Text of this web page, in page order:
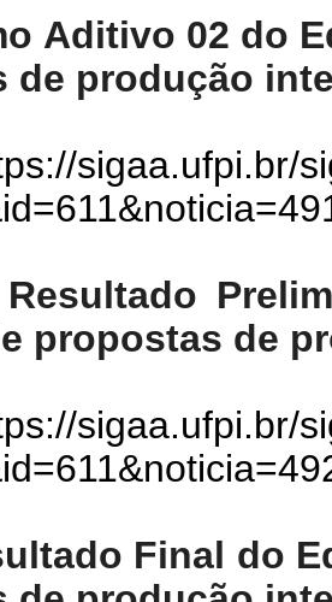
02 do
de produção
sigaa.ufpi.br/
propostas de
sigaa.ufpi.br/
Final do